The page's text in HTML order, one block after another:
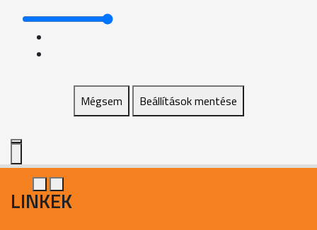
Mégsem Beállítások mentése
LINKEK